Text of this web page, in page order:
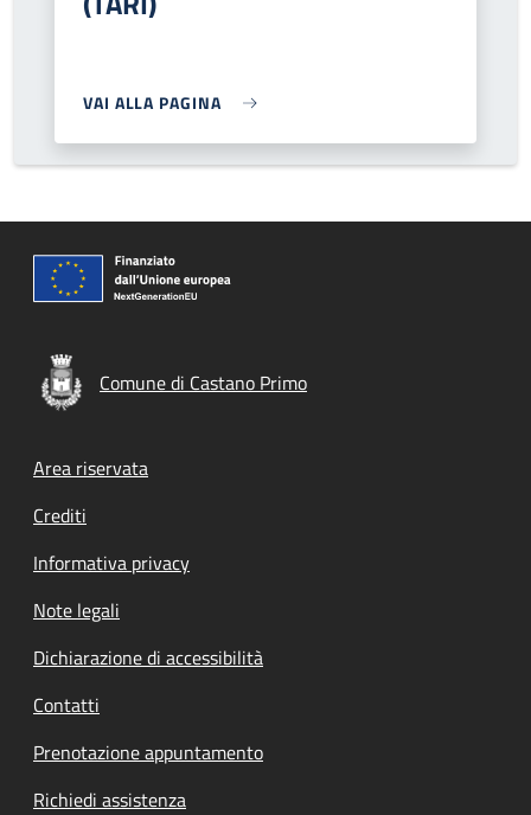
VAI ALLA PAGINA
Comune di Castano Primo
Footer menu
Area riservata
Crediti
Informativa privacy
Note legali
Dichiarazione di accessibilità
Contatti
Prenotazione appuntamento
Richiedi assistenza